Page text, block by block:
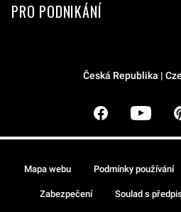
PRO PODNIKÁNÍ
Česká Republika |
Mapa webu Podmínky používání
Zabezpečení Soulad s